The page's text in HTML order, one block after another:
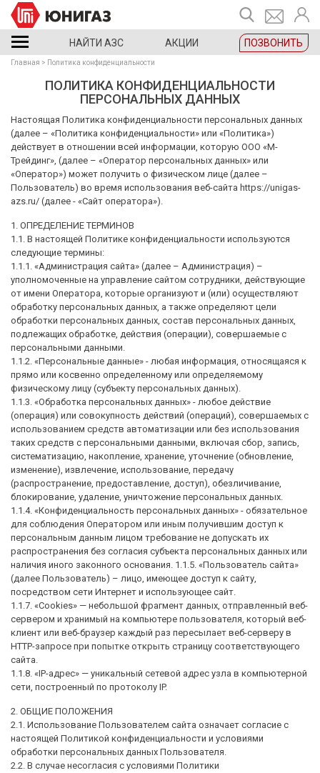
НАЙТИ АЗС АКЦИИ ПОЗВОНИТЬ
Главная Политика конфиденциальности
ПОЛИТИКА КОНФИДЕНЦИАЛЬНОСТИ
ПЕРСОНАЛЬНЫХ ДАННЫХ
Настоящая Политика конфиденциальности персональных данных
(далее – «Политика конфиденциальности» или «Политика»)
действует в отношении всей информации, которую ООО «М-
Трейдинг», (далее – «Оператор персональных данных» или
«Оператор») может получить о физическом лице (далее –
Пользователь) во время использования веб-сайта https://unigas-
azs.ru/ (далее - «Сайт оператора»).
1. ОПРЕДЕЛЕНИЕ ТЕРМИНОВ
1.1. В настоящей Политике конфиденциальности используются
следующие термины:
1.1.1. «Администрация сайта» (далее – Администрация) –
уполномоченные на управление сайтом сотрудники, действующие
от имени Оператора, которые организуют и (или) осуществляют
обработку персональных данных, а также определяют цели
обработки персональных данных, состав персональных данных,
подлежащих обработке, действия (операции), совершаемые с
персональными данными.
1.1.2. «Персональные данные» - любая информация, относящаяся к
прямо или косвенно определенному или определяемому
физическому лицу (субъекту персональных данных).
1.1.3. «Обработка персональных данных» - любое действие
(операция) или совокупность действий (операций), совершаемых с
использованием средств автоматизации или без использования
таких средств с персональными данными, включая сбор, запись,
систематизацию, накопление, хранение, уточнение (обновление,
изменение), извлечение, использование, передачу
(распространение, предоставление, доступ), обезличивание,
блокирование, удаление, уничтожение персональных данных.
1.1.4. «Конфиденциальность персональных данных» - обязательное
для соблюдения Оператором или иным получившим доступ к
персональным данным лицом требование не допускать их
распространения без согласия субъекта персональных данных или
наличия иного законного основания. 1.1.5. «Пользователь сайта»
(далее Пользователь) – лицо, имеющее доступ к сайту,
посредством сети Интернет и использующее сайт.
1.1.7. «Cookies» — небольшой фрагмент данных, отправленный веб-
сервером и хранимый на компьютере пользователя, который веб-
клиент или веб-браузер каждый раз пересылает веб-серверу в
HTTP-запросе при попытке открыть страницу соответствующего
сайта.
1.1.8. «IP-адрес» — уникальный сетевой адрес узла в компьютерной
сети, построенный по протоколу IP.
2. ОБЩИЕ ПОЛОЖЕНИЯ
2.1. Использование Пользователем сайта означает согласие с
настоящей Политикой конфиденциальности и условиями
обработки персональных данных Пользователя.
2.2. В случае несогласия с условиями Политики